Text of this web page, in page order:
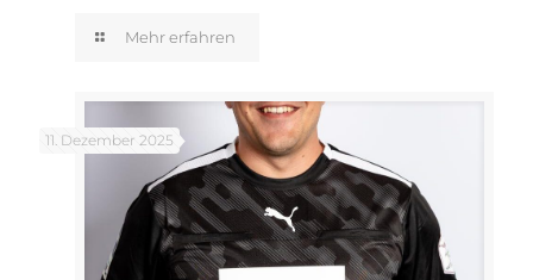
Mehr erfahren
11. Dezember 2025